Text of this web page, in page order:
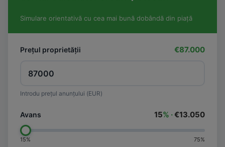
Simulare orientativă cu cea mai bună dobândă din piață
Prețul proprietății €87.000
Introdu prețul anunțului (EUR)
Avans 15% ·€13.050
15% 75%